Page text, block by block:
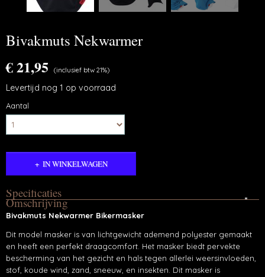
Bivakmuts Nekwarmer
€ 21,95 (inclusief btw 21%)
Levertijd nog 1 op voorraad
Aantal
IN WINKELWAGEN
Specificaties
Productcode
BTK-Bivakmuts-04
Omschrijving
Bivakmuts Nekwarmer Bikermasker
Dit model masker is van lichtgewicht ademend polyester gemaakt
en heeft een perfekt draagcomfort. Het masker biedt pervekte
bescherming van het gezicht en hals tegen allerlei weersinvloeden,
stof, koude wind, zand, sneeuw, en insekten. Dit masker is